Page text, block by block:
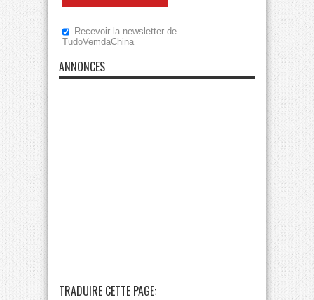
Recevoir la newsletter de
TudoVemdaChina
ANNONCES
TRADUIRE CETTE PAGE: